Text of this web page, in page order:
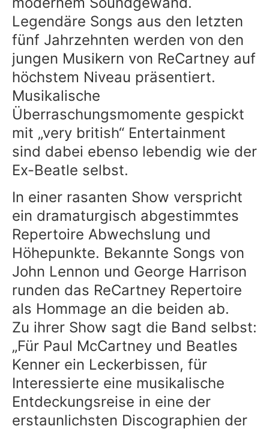
Legendäre Songs aus den letzten
fünf Jahrzehnten werden von den
jungen Musikern von ReCartney auf
höchstem Niveau präsentiert.
Musikalische
Überraschungsmomente gespickt
mit „very british“ Entertainment
sind dabei ebenso lebendig wie der
Ex-Beatle selbst.
In einer rasanten Show verspricht
ein dramaturgisch abgestimmtes
Repertoire Abwechslung und
Höhepunkte. Bekannte Songs von
John Lennon und George Harrison
runden das ReCartney Repertoire
als Hommage an die beiden ab.
Zu ihrer Show sagt die Band selbst:
„Für Paul McCartney und Beatles
Kenner ein Leckerbissen, für
Interessierte eine musikalische
Entdeckungsreise in eine der
erstaunlichsten Discographien der